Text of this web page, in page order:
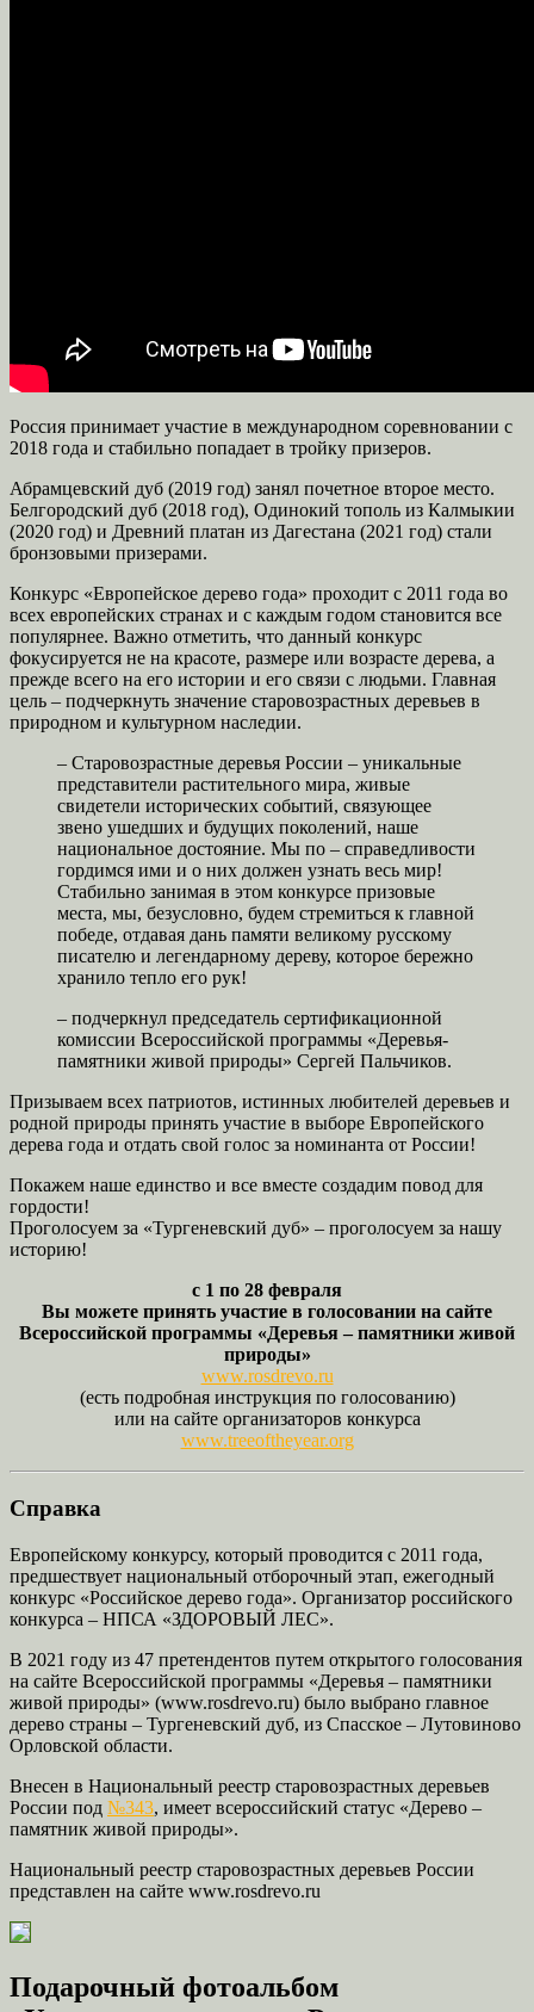
Россия принимает участие в международном соревновании с
2018 года и стабильно попадает в тройку призеров.
Абрамцевский дуб (2019 год) занял почетное второе место.
Белгородский дуб (2018 год), Одинокий тополь из Калмыкии
(2020 год) и Древний платан из Дагестана (2021 год) стали
бронзовыми призерами.
Конкурс «Европейское дерево года» проходит с 2011 года во
всех европейских странах и с каждым годом становится все
популярнее. Важно отметить, что данный конкурс
фокусируется не на красоте, размере или возрасте дерева, а
прежде всего на его истории и его связи с людьми. Главная
цель – подчеркнуть значение старовозрастных деревьев в
природном и культурном наследии.
– Старовозрастные деревья России – уникальные
представители растительного мира, живые
свидетели исторических событий, связующее
звено ушедших и будущих поколений, наше
национальное достояние. Мы по – справедливости
гордимся ими и о них должен узнать весь мир!
Стабильно занимая в этом конкурсе призовые
места, мы, безусловно, будем стремиться к главной
победе, отдавая дань памяти великому русскому
писателю и легендарному дереву, которое бережно
хранило тепло его рук!
– подчеркнул председатель сертификационной
комиссии Всероссийской программы «Деревья-
памятники живой природы» Сергей Пальчиков.
Призываем всех патриотов, истинных любителей деревьев и
родной природы принять участие в выборе Европейского
дерева года и отдать свой голос за номинанта от России!
Покажем наше единство и все вместе создадим повод для
гордости!
Проголосуем за «Тургеневский дуб» – проголосуем за нашу
историю!
с 1 по 28 февраля
Вы можете принять участие в голосовании на сайте
Всероссийской программы «Деревья – памятники живой
природы»
www.rosdrevo.ru
(есть подробная инструкция по голосованию)
или на сайте организаторов конкурса
www.treeoftheyear.org
Справка
Европейскому конкурсу, который проводится с 2011 года,
предшествует национальный отборочный этап, ежегодный
конкурс «Российское дерево года». Организатор российского
конкурса – НПСА «ЗДОРОВЫЙ ЛЕС».
В 2021 году из 47 претендентов путем открытого голосования
на сайте Всероссийской программы «Деревья – памятники
живой природы» (www.rosdrevo.ru) было выбрано главное
дерево страны – Тургеневский дуб, из Спасское – Лутовиново
Орловской области.
Внесен в Национальный реестр старовозрастных деревьев
России под №343, имеет всероссийский статус «Дерево –
памятник живой природы».
Национальный реестр старовозрастных деревьев России
представлен на сайте www.rosdrevo.ru
Подарочный фотоальбом